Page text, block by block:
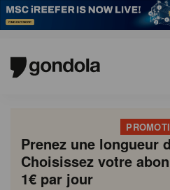
Prenez une longueur
Choisissez votre
1€ par jour